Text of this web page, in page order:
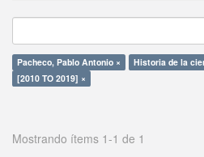
Pacheco, Pablo Antonio × Historia de la
[2010 TO 2019] ×
Mostrando ítems 1-1 de 1